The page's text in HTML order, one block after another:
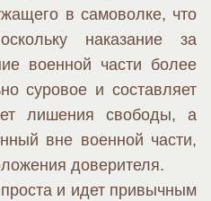
в самоволке, что
наказание за
военной части более
суровое и составляет
лишения свободы, а
вне военной части,
доверителя.
и идет привычным